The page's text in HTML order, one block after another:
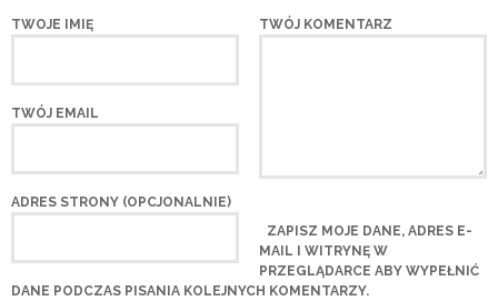
TWÓJ KOMENTARZ
TWOJE IMIĘ
TWÓJ EMAIL
ADRES STRONY (OPCJONALNIE)
ZAPISZ MOJE DANE, ADRES E-
MAIL I WITRYNĘ W
PRZEGLĄDARCE ABY WYPEŁNIĆ
DANE PODCZAS PISANIA KOLEJNYCH KOMENTARZY.